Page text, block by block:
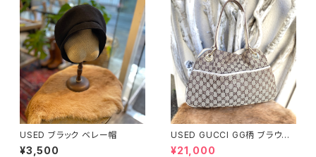
USED ブラック ベレー帽
¥3,500
USED GUCCI GG柄 ブラウン
ハンドバッグ
¥21,000